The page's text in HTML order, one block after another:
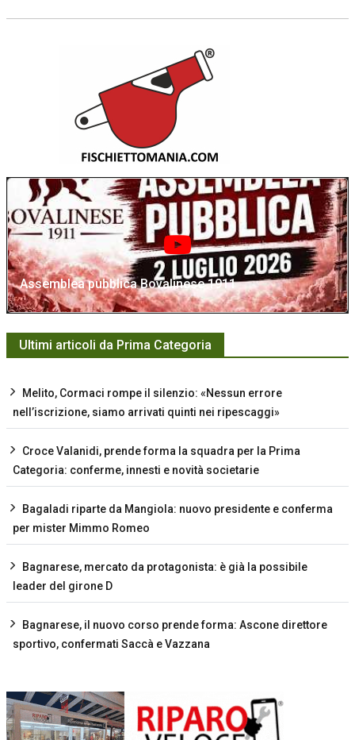
Assemblea pubblica Bovalinese 1911
Ultimi articoli da Prima Categoria
Melito, Cormaci rompe il silenzio: «Nessun errore
nell’iscrizione, siamo arrivati quinti nei ripescaggi»
Croce Valanidi, prende forma la squadra per la Prima
Categoria: conferme, innesti e novità societarie
Bagaladi riparte da Mangiola: nuovo presidente e conferma
per mister Mimmo Romeo
Bagnarese, mercato da protagonista: è già la possibile
leader del girone D
Bagnarese, il nuovo corso prende forma: Ascone direttore
sportivo, confermati Saccà e Vazzana